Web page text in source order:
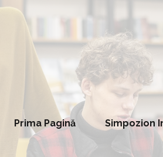
Prima Pagină Simpozion